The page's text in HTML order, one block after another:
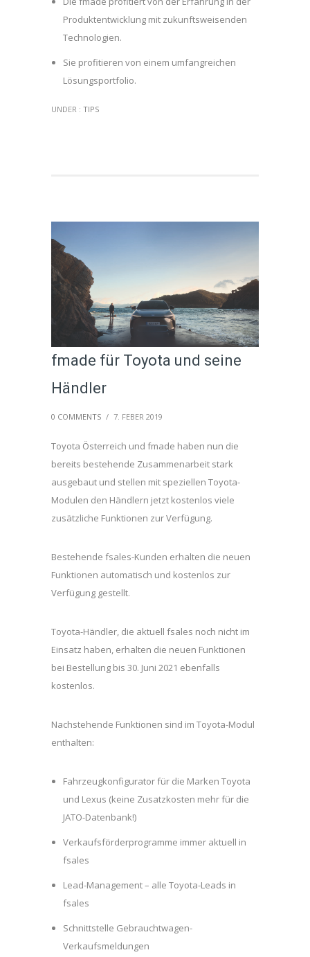
Produktentwicklung mit zukunftsweisenden
Technologien.
Sie profitieren von einem umfangreichen
Lösungsportfolio.
UNDER : TIPS
fmade für Toyota und seine
Händler
0 COMMENTS / 7. FEBER 2019
Toyota Österreich und fmade haben nun die
bereits bestehende Zusammenarbeit stark
ausgebaut und stellen mit speziellen Toyota-
Modulen den Händlern jetzt kostenlos viele
zusätzliche Funktionen zur Verfügung.
Bestehende fsales-Kunden erhalten die neuen
Funktionen automatisch und kostenlos zur
Verfügung gestellt.
Toyota-Händler, die aktuell fsales noch nicht im
Einsatz haben, erhalten die neuen Funktionen
bei Bestellung bis 30. Juni 2021 ebenfalls
kostenlos.
Nachstehende Funktionen sind im Toyota-Modul
enthalten:
Fahrzeugkonfigurator für die Marken Toyota
und Lexus (keine Zusatzkosten mehr für die
JATO-Datenbank!)
Verkaufsförderprogramme immer aktuell in
fsales
Lead-Management – alle Toyota-Leads in
fsales
Schnittstelle Gebrauchtwagen-
Verkaufsmeldungen